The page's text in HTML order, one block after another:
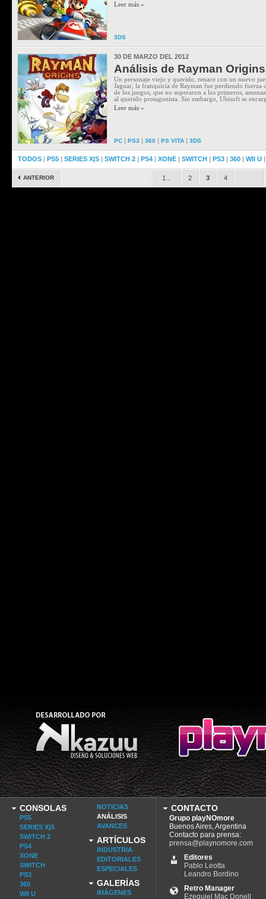
Leer más »
3DS
30 DE MARZO DEL 2012
Análisis de Rayman
Un personaje viejo y querido, renace con un nuevo
Jaguar, la franquicia de Rayman fue perdiendo fuerza
de los juegos, que no superaron a los primeros,
al querido protagonista. Sin embargo, Ubisoft se
Leer más »
PC | PS3 | 360 | PS VITA | 3DS
TODOS | PS5 | SERIES X|S | SWITCH 2 | PS4 | XONE | SWITCH | PS3 | 360 | WII U
ANTERIOR 1... 2 3 4
CONSOLAS
PS5
SERIES X|S
SWITCH 2
PS4
XONE
SWITCH
PS3
360
WII U
NOTICIAS
ANÁLISIS
AVANCES
ARTÍCULOS
INDUSTRIA
EDITORIALES
ESPECIALES
GALERÍAS
IMÁGENES
CONTACTO
Grupo playNOmore
Buenos Aires, Argentina
Contacto para prensa:
prensa@playnomore.com
Editores
Pablo Leotta
Leandro Bordino
Retro Manager
Ezequiel Mac Donell